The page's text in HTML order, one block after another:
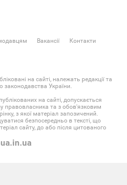
Вакансії
Контакти
на сайті, належать редакції та
законодавства України.
на сайті, допускається
правовласника та з обов'язковим
з якої матеріал запозичений.
безпосередньо в тексті, що
сайту, до або після цитованого